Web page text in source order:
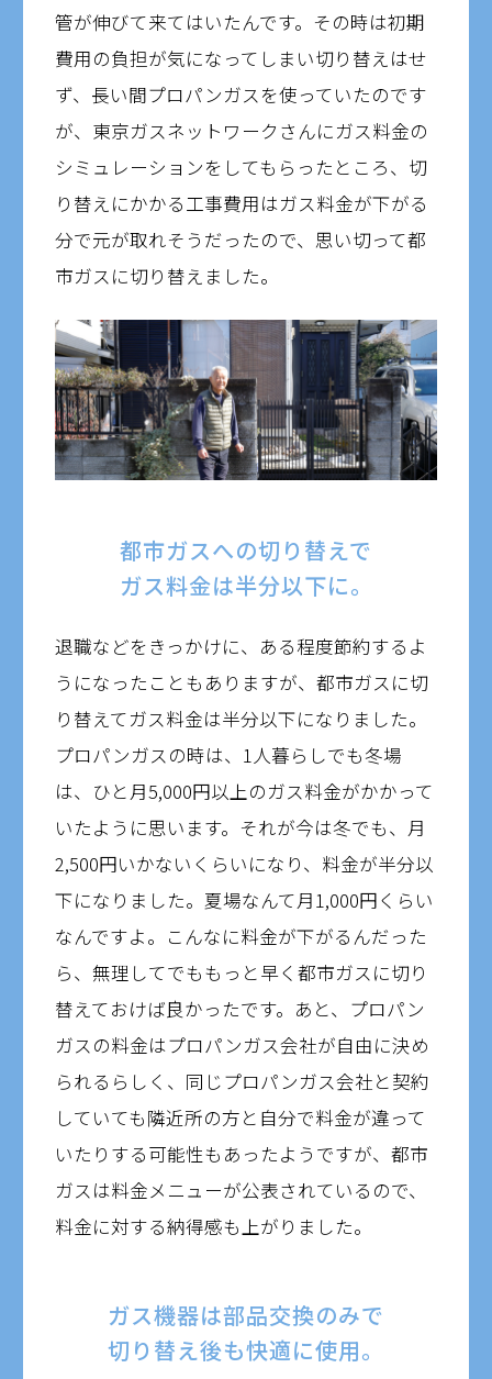
管が伸びて来てはいたんです。その時は初期
費用の負担が気になってしまい切り替えはせ
ず、長い間プロパンガスを使っていたのです
が、東京ガスネットワークさんにガス料金の
シミュレーションをしてもらったところ、切
り替えにかかる工事費用はガス料金が下がる
分で元が取れそうだったので、思い切って都
市ガスに切り替えました。
都市ガスへの切り替えで
ガス料金は半分以下に。
退職などをきっかけに、ある程度節約するよ
うになったこともありますが、都市ガスに切
り替えてガス料金は半分以下になりました。
プロパンガスの時は、1人暮らしでも冬場
は、ひと月5,000円以上のガス料金がかかって
いたように思います。それが今は冬でも、月
2,500円いかないくらいになり、料金が半分以
下になりました。夏場なんて月1,000円くらい
なんですよ。こんなに料金が下がるんだった
ら、無理してでももっと早く都市ガスに切り
替えておけば良かったです。あと、プロパン
ガスの料金はプロパンガス会社が自由に決め
られるらしく、同じプロパンガス会社と契約
していても隣近所の方と自分で料金が違って
いたりする可能性もあったようですが、都市
ガスは料金メニューが公表されているので、
料金に対する納得感も上がりました。
ガス機器は部品交換のみで
切り替え後も快適に使用。